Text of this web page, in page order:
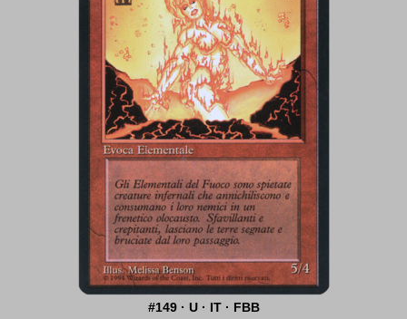
#149 · U · IT · FBB